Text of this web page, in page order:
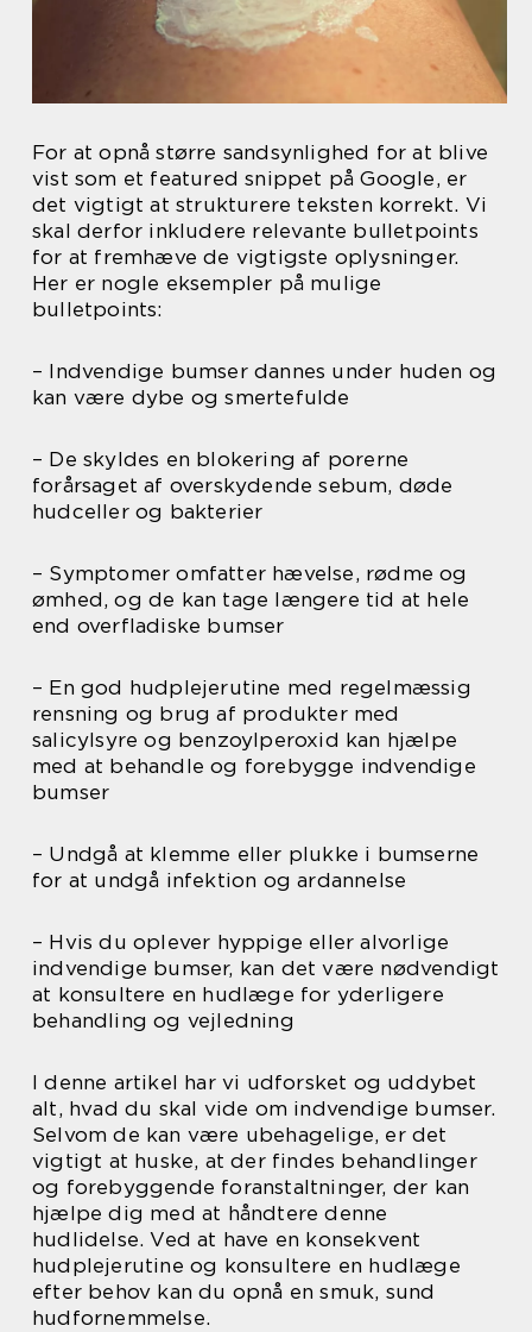
For at opnå større sandsynlighed for at blive
vist som et featured snippet på Google, er
det vigtigt at strukturere teksten korrekt. Vi
skal derfor inkludere relevante bulletpoints
for at fremhæve de vigtigste oplysninger.
Her er nogle eksempler på mulige
bulletpoints:
– Indvendige bumser dannes under huden og
kan være dybe og smertefulde
– De skyldes en blokering af porerne
forårsaget af overskydende sebum, døde
hudceller og bakterier
– Symptomer omfatter hævelse, rødme og
ømhed, og de kan tage længere tid at hele
end overfladiske bumser
– En god hudplejerutine med regelmæssig
rensning og brug af produkter med
salicylsyre og benzoylperoxid kan hjælpe
med at behandle og forebygge indvendige
bumser
– Undgå at klemme eller plukke i bumserne
for at undgå infektion og ardannelse
– Hvis du oplever hyppige eller alvorlige
indvendige bumser, kan det være nødvendigt
at konsultere en hudlæge for yderligere
behandling og vejledning
I denne artikel har vi udforsket og uddybet
alt, hvad du skal vide om indvendige bumser.
Selvom de kan være ubehagelige, er det
vigtigt at huske, at der findes behandlinger
og forebyggende foranstaltninger, der kan
hjælpe dig med at håndtere denne
hudlidelse. Ved at have en konsekvent
hudplejerutine og konsultere en hudlæge
efter behov kan du opnå en smuk, sund
hudfornemmelse.